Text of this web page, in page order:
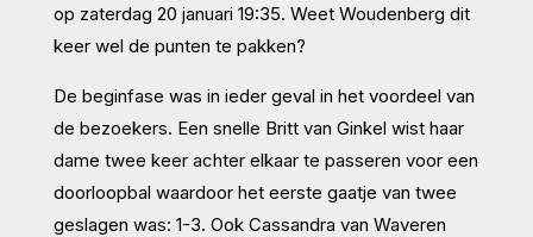
op zaterdag 20 januari 19:35. Weet Woudenberg dit
keer wel de punten te pakken?
De beginfase was in ieder geval in het voordeel van
de bezoekers. Een snelle Britt van Ginkel wist haar
dame twee keer achter elkaar te passeren voor een
doorloopbal waardoor het eerste gaatje van twee
geslagen was: 1-3. Ook Cassandra van Waveren